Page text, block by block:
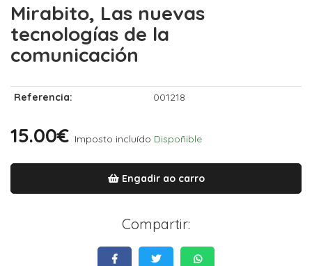
Mirabito, Las nuevas
tecnologías de la
comunicación
Referencia: 001218
15.00€ Imposto incluído Dispoñible
Engadir ao carro
Compartir: